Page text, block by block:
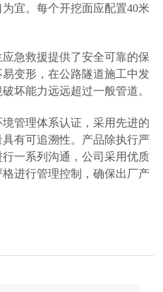
宜。每个开挖面应配置40米
急救援提供了安全可靠的保
变形，在公路隧道施工中发
坏能力远远超过一般管道。
管理体系认证，采用先进的
有可追溯性。产品除执行严
一系列沟通，公司采用优质
进行管理控制，确保出厂产